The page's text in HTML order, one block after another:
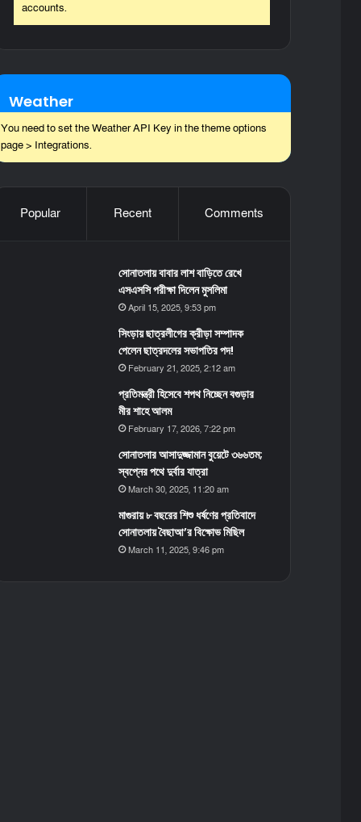
accounts.
Weather
You need to set the Weather API Key in the theme options
page > Integrations.
Popular Recent Comments
সোনাতলায় বাবার লাশ বাড়িতে রেখে
এসএসসি পরীক্ষা দিলেন মুসলিমা
April 15, 2025, 9:53 pm
সিংড়ায় ছাত্রলীগের ক্রীড়া সম্পাদক
পেলেন ছাত্রদলের সভাপতির পদ!
February 21, 2025, 2:12 am
প্রতিমন্ত্রী হিসেবে শপথ নিচ্ছেন বগুড়ার
মীর শাহে আলম
February 17, 2026, 7:22 pm
সোনাতলার আসাদুজ্জামান বুয়েটে ৩৬৬তম;
স্বপ্নের পথে দুর্বার যাত্রা
March 30, 2025, 11:20 am
মাগুরায় ৮ বছরের শিশু ধর্ষণের প্রতিবাদে
সোনাতলায় বৈছাআ’র বিক্ষোভ মিছিল
March 11, 2025, 9:46 pm